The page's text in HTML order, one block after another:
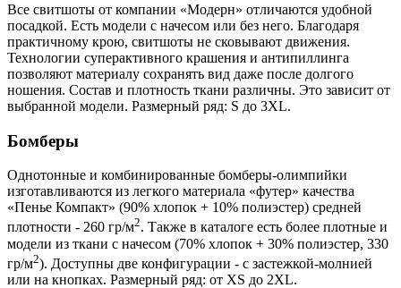
Все свитшоты от компании «Модерн» отличаются удобной
посадкой. Есть модели с начесом или без него. Благодаря
практичному крою, свитшоты не сковывают движения.
Технологии суперактивного крашения и антипиллинга
позволяют материалу сохранять вид даже после долгого
ношения. Состав и плотность ткани различны. Это зависит от
выбранной модели. Размерный ряд: S до 3XL.
Бомберы
Однотонные и комбинированные бомберы-олимпийки
изготавливаются из легкого материала «футер» качества
«Пенье Компакт» (90% хлопок + 10% полиэстер) средней
плотности - 260 гр/м2. Также в каталоге есть более плотные и
модели из ткани с начесом (70% хлопок + 30% полиэстер, 330
гр/м2). Доступны две конфигурации - с застежкой-молнией
или на кнопках. Размерный ряд: от XS до 2XL.